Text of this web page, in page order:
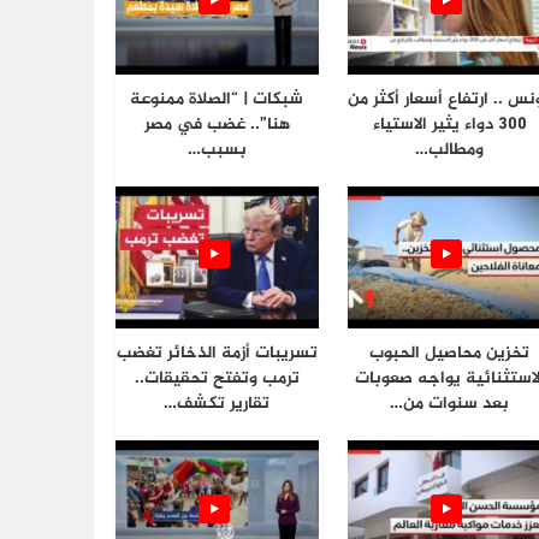
.. ارتفاع أسعار أكثر من
300 دواء يثير الاستياء
ومطالب…
شبكات | “الصلاة ممنوعة
هنا”.. غضب في مصر
بسبب…
تخزين محاصيل الحبوب
يواجه صعوبات
بعد سنوات من…
تسريبات أزمة الذخائر تغضب
ترمب وتفتح تحقيقات..
تقارير تكشف…